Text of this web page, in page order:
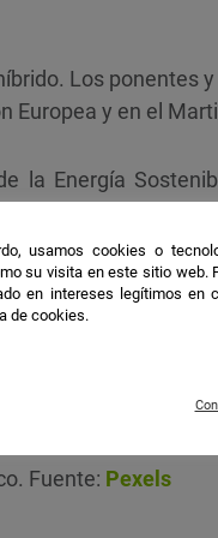
Los
Europea y en el
la Energía
Clima,
más de 60
de la Energía para
energética.
Fuente: Pexels
usamos cookies o
su visita en este sitio web.
en intereses legítimos en
de cookies.